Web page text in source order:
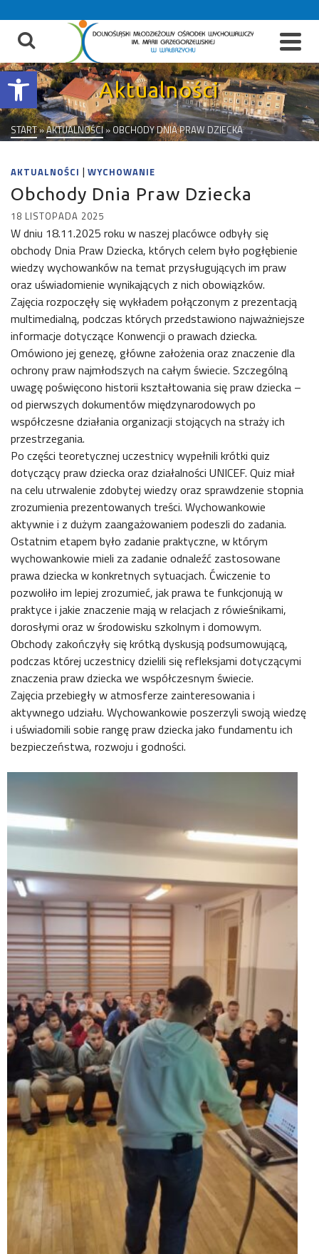
Otwórz pasek narzędzi
treści
Aktualności
START»AKTUALNOŚCI» OBCHODY DNIA PRAW DZIECKA
AKTUALNOŚCI | WYCHOWANIE
Obchody Dnia Praw Dziecka
18 LISTOPADA 2025
W dniu 18.11.2025 roku w naszej placówce odbyły się
obchody Dnia Praw Dziecka, których celem było pogłębienie
wiedzy wychowanków na temat przysługujących im praw
oraz uświadomienie wynikających z nich obowiązków.
Zajęcia rozpoczęły się wykładem połączonym z prezentacją
multimedialną, podczas których przedstawiono najważniejsze
informacje dotyczące Konwencji o prawach dziecka.
Omówiono jej genezę, główne założenia oraz znaczenie dla
ochrony praw najmłodszych na całym świecie. Szczególną
uwagę poświęcono historii kształtowania się praw dziecka –
od pierwszych dokumentów międzynarodowych po
współczesne działania organizacji stojących na straży ich
przestrzegania.
Po części teoretycznej uczestnicy wypełnili krótki quiz
dotyczący praw dziecka oraz działalności UNICEF. Quiz miał
na celu utrwalenie zdobytej wiedzy oraz sprawdzenie stopnia
zrozumienia prezentowanych treści. Wychowankowie
aktywnie i z dużym zaangażowaniem podeszli do zadania.
Ostatnim etapem było zadanie praktyczne, w którym
wychowankowie mieli za zadanie odnaleźć zastosowane
prawa dziecka w konkretnych sytuacjach. Ćwiczenie to
pozwoliło im lepiej zrozumieć, jak prawa te funkcjonują w
praktyce i jakie znaczenie mają w relacjach z rówieśnikami,
dorosłymi oraz w środowisku szkolnym i domowym.
Obchody zakończyły się krótką dyskusją podsumowującą,
podczas której uczestnicy dzielili się refleksjami dotyczącymi
znaczenia praw dziecka we współczesnym świecie.
Zajęcia przebiegły w atmosferze zainteresowania i
aktywnego udziału. Wychowankowie poszerzyli swoją wiedzę
i uświadomili sobie rangę praw dziecka jako fundamentu ich
bezpieczeństwa, rozwoju i godności.